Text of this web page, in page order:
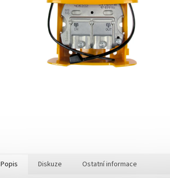
Popis Diskuze Ostatní informace